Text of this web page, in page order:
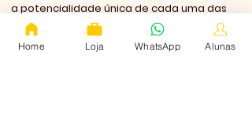
a potencialidade única de cada uma das
minhas alunas.
Home Loja WhatsApp Alunas